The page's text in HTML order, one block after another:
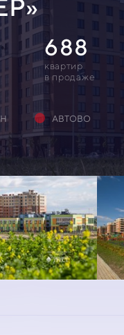
688
квартир
в продаже
АВТОВО